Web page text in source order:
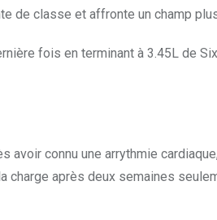
de classe et affronte un champ
fois en terminant à 3.45L de
connu une arrythmie
charge après deux semaines